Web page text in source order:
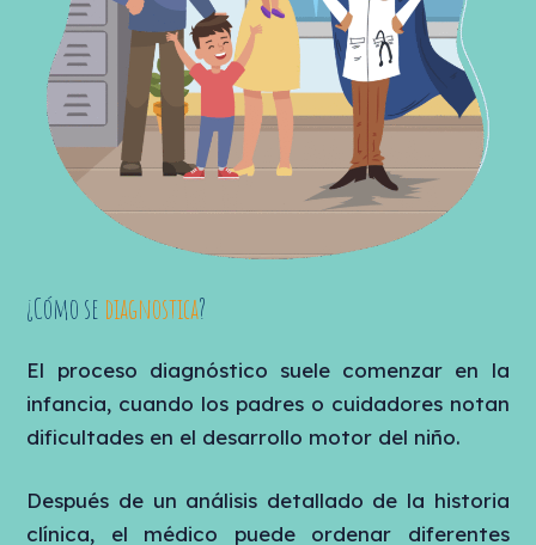
¿Cómo se diagnostica?
El proceso diagnóstico suele comenzar en la
infancia, cuando los padres o cuidadores notan
dificultades en el desarrollo motor del niño.
Después de un análisis detallado de la historia
clínica, el médico puede ordenar diferentes